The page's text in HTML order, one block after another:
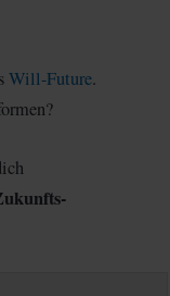
Will-Future.